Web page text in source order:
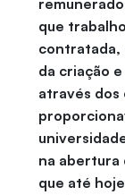
que
contratada,
da criação
através dos
na abertura
que até